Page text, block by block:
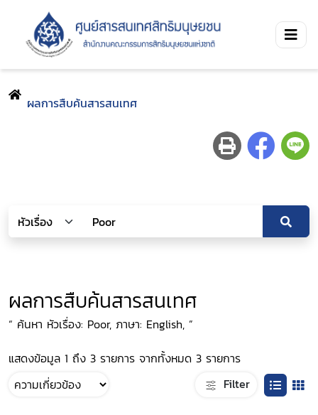
ผลการสืบค้นสารสนเทศ
ผลการสืบค้นสารสนเทศ
“ ค้นหา หัวเรื่อง: Poor, ภาษา: English, ”
แสดงข้อมูล 1 ถึง 3 รายการ จากทั้งหมด 3 รายการ
Filter